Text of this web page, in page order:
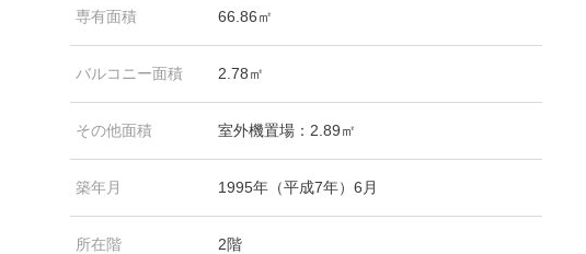
専有面積 66.86㎡
バルコニー面積 2.78㎡
その他面積 室外機置場：2.89㎡
築年月 1995年（平成7年）6月
所在階 2階